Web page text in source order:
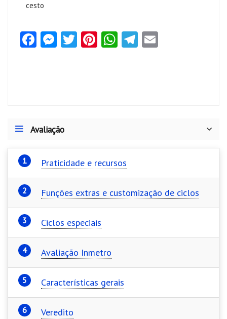
cesto
Fa
k
M
er
T Pi W Te
Avaliação
Praticidade e recursos
Funções extras e customização de ciclos
Ciclos especiais
Avaliação Inmetro
Características gerais
Veredito